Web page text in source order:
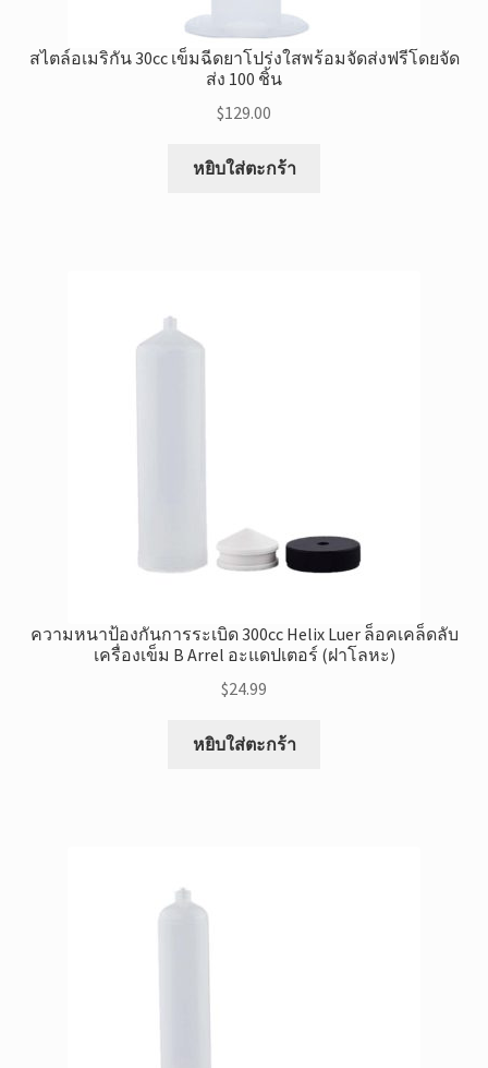
สไตล์อเมริกัน 30cc เข็มฉีดยาโปร่งใสพร้อมจัดส่งฟรีโดยจัด
ส่ง 100 ชิ้น
$129.00
หยิบใส่ตะกร้า
ความหนาป้องกันการระเบิด 300cc Helix Luer ล็อคเคล็ดลับ
เครื่องเข็ม B Arrel อะแดปเตอร์ (ฝาโลหะ)
$24.99
หยิบใส่ตะกร้า